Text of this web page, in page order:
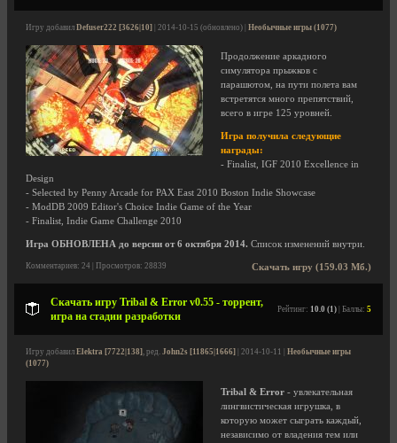
Игру добавил Defuser222 [3626|10] | 2014-10-15 (обновлено) | Необычные игры (1077)
Продолжение аркадного
симулятора прыжков с
парашютом, на пути полета вам
встретятся много препятствий,
всего в игре 125 уровней.
Игра получила следующие
награды:
- Finalist, IGF 2010 Excellence in
Design
- Selected by Penny Arcade for PAX East 2010 Boston Indie Showcase
- ModDB 2009 Editor's Choice Indie Game of the Year
- Finalist, Indie Game Challenge 2010
Игра ОБНОВЛЕНА до версии от 6 октября 2014. Список изменений внутри.
Скачать игру (159.03 Мб.)
Комментариев: 24 | Просмотров: 28839
Скачать игру Tribal & Error v0.55 - торрент,
игра на стадии разработки
Рейтинг: 10.0 (1) | Баллы: 5
Игру добавил Elektra [7722|138], ред. John2s [11865|1666] | 2014-10-11 | Необычные игры
(1077)
Tribal & Error - увлекательная
лингвистическая игрушка, в
которую может сыграть каждый,
независимо от владения тем или